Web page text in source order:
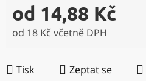
od 14,88 Kč
od 18 Kč včetně DPH
Tisk
Zeptat se